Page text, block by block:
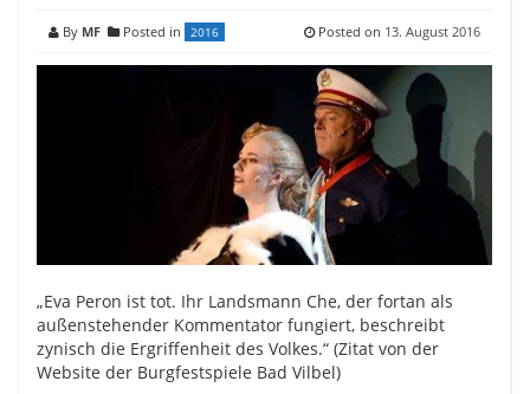
By MF Posted in 2016 Posted on 13. August 2016
„Eva Peron ist tot. Ihr Landsmann Che, der fortan als
außenstehender Kommentator fungiert, beschreibt
zynisch die Ergriffenheit des Volkes.“ (Zitat von der
Website der Burgfestspiele Bad Vilbel)